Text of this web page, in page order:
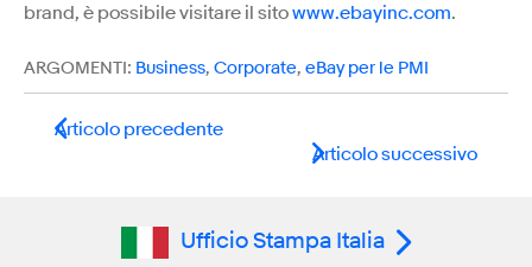
brand, è possibile visitare il sitowww.ebayinc.com.
ARGOMENTI: Business, Corporate, eBay per le PMI
Articolo precedente
Articolo successivo
Ufficio Stampa Italia